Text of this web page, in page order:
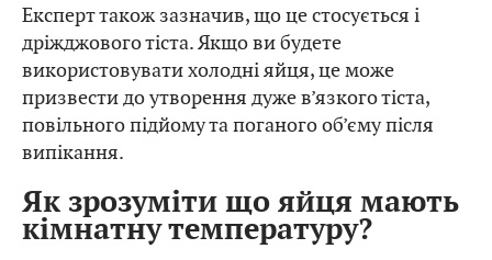
Експерт також зазначив, що це стосується і
дріжджового тіста. Якщо ви будете
використовувати холодні яйця, це може
призвести до утворення дуже в’язкого тіста,
повільного підйому та поганого об’єму після
випікання.
Як зрозуміти що яйця мають
кімнатну температуру?